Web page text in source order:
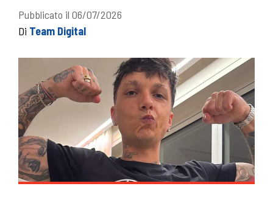
Pubblicato il 06/07/2026
Di Team Digital